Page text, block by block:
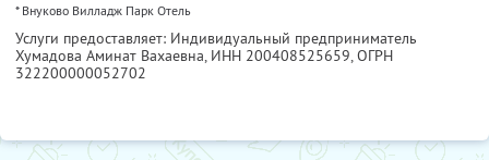
* Внуково Вилладж Парк Отель
Услуги предоставляет: Индивидуальный предприниматель
Хумадова Аминат Вахаевна, ИНН 200408525659, ОГРН
322200000052702